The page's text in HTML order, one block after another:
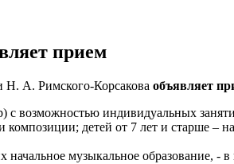
прием
Н. А. Римского-Корсакова объявляет
с возможностью индивидуальных
детей от 7 лет и старше –
музыкальное образование, -